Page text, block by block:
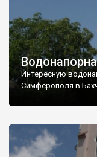
Интересную
Симферополя в